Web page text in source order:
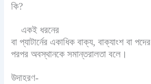
কি?
একই ধরনের
বা প্যাটার্নের একাধিক বাক্য,বাক্যাংশ বা পদের
পরপর অবস্থানকে সমান্তরালতা বলে।
উদাহরণ-